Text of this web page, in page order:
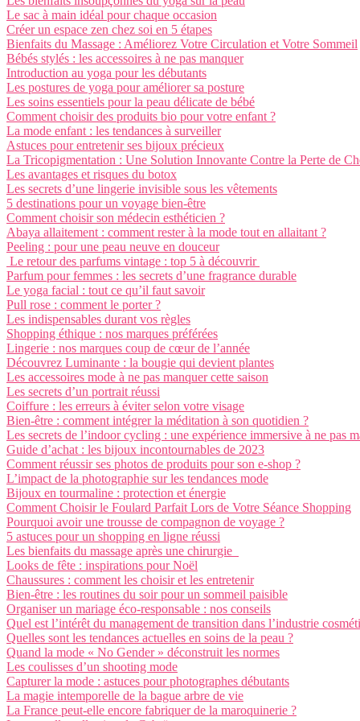
Le sac à main idéal pour chaque occasion
Créer un espace zen chez soi en 5 étapes
Bienfaits du Massage : Améliorez Votre Circulation et Votre Sommeil
Bébés stylés : les accessoires à ne pas manquer
Introduction au yoga pour les débutants
Les postures de yoga pour améliorer sa posture
Les soins essentiels pour la peau délicate de bébé
Comment choisir des produits bio pour votre enfant ?
La mode enfant : les tendances à surveiller
Astuces pour entretenir ses bijoux précieux
La Tricopigmentation : Une Solution Innovante Contre la Perte de
Les avantages et risques du botox
Les secrets d’une lingerie invisible sous les vêtements
5 destinations pour un voyage bien-être
Comment choisir son médecin esthéticien ?
Abaya allaitement : comment rester à la mode tout en allaitant ?
Peeling : pour une peau neuve en douceur
Le retour des parfums vintage : top 5 à découvrir
Parfum pour femmes : les secrets d’une fragrance durable
Le yoga facial : tout ce qu’il faut savoir
Pull rose : comment le porter ?
Les indispensables durant vos règles
Shopping éthique : nos marques préférées
Lingerie : nos marques coup de cœur de l’année
Découvrez Luminante : la bougie qui devient plantes
Les accessoires mode à ne pas manquer cette saison
Les secrets d’un portrait réussi
Coiffure : les erreurs à éviter selon votre visage
Bien-être : comment intégrer la méditation à son quotidien ?
Les secrets de l’indoor cycling : une expérience immersive à ne pas
Guide d’achat : les bijoux incontournables de 2023
Comment réussir ses photos de produits pour son e-shop ?
L’impact de la photographie sur les tendances mode
Bijoux en tourmaline : protection et énergie
Comment Choisir le Foulard Parfait Lors de Votre Séance Shopping
Pourquoi avoir une trousse de compagnon de voyage ?
5 astuces pour un shopping en ligne réussi
Les bienfaits du massage après une chirurgie
Looks de fête : inspirations pour Noël
Chaussures : comment les choisir et les entretenir
Bien-être : les routines du soir pour un sommeil paisible
Organiser un mariage éco-responsable : nos conseils
Quel est l’intérêt du management de transition dans l’industrie
Quelles sont les tendances actuelles en soins de la peau ?
Quand la mode « No Gender » déconstruit les normes
Les coulisses d’un shooting mode
Capturer la mode : astuces pour photographes débutants
La magie intemporelle de la bague arbre de vie
La France peut-elle encore fabriquer de la maroquinerie ?